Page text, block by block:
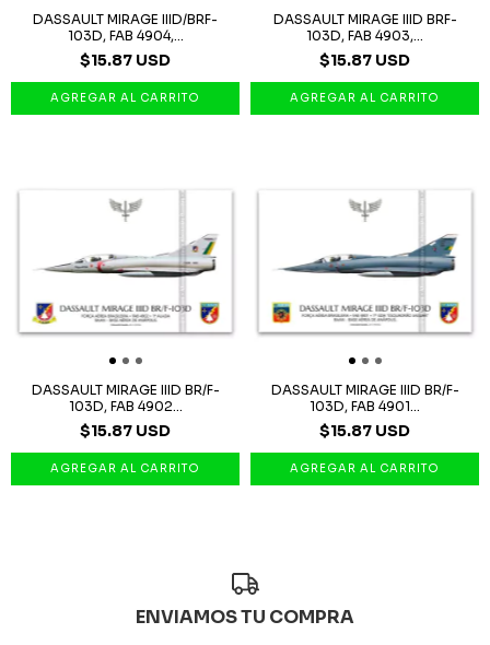
DASSAULT MIRAGE IIID/BRF-
103D, FAB 4904,...
$15.87 USD
DASSAULT MIRAGE IIID BRF-
103D, FAB 4903,...
$15.87 USD
DASSAULT MIRAGE IIID BR/F-
103D, FAB 4902...
$15.87 USD
DASSAULT MIRAGE IIID BR/F-
103D, FAB 4901...
$15.87 USD
ENVIAMOS TU COMPRA